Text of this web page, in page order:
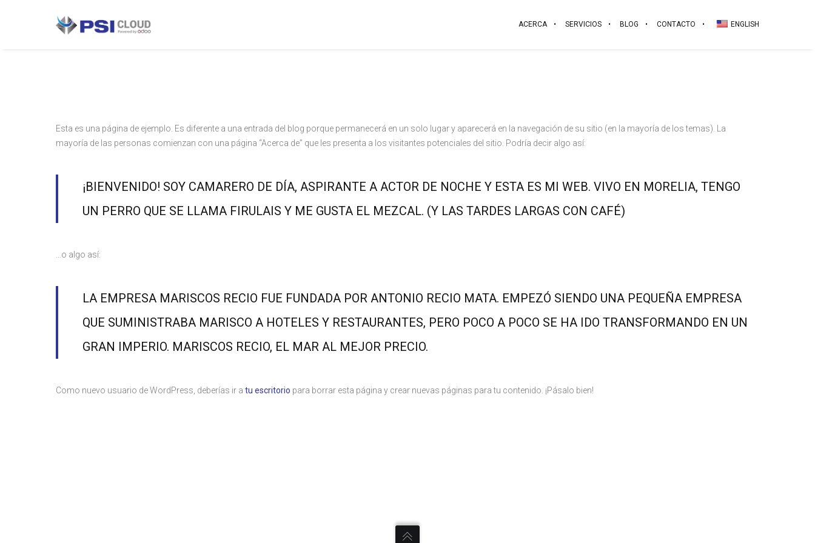
ACERCA SERVICIOS BLOG CONTACTO ENGLISH
Esta es una página de ejemplo. Es diferente a una entrada del blog porque permanecerá en un solo lugar y aparecerá en la navegación de su sitio (en la mayoría de los temas). La
mayoría de las personas comienzan con una página “Acerca de” que les presenta a los visitantes potenciales del sitio. Podría decir algo así:
¡BIENVENIDO! SOY CAMARERO DE DÍA, ASPIRANTE A ACTOR DE NOCHE Y ESTA ES MI WEB. VIVO EN MORELIA, TENGO
UN PERRO QUE SE LLAMA FIRULAIS Y ME GUSTA EL MEZCAL. (Y LAS TARDES LARGAS CON CAFÉ)
…o algo así:
LA EMPRESA MARISCOS RECIO FUE FUNDADA POR ANTONIO RECIO MATA. EMPEZÓ SIENDO UNA PEQUEÑA EMPRESA
QUE SUMINISTRABA MARISCO A HOTELES Y RESTAURANTES, PERO POCO A POCO SE HA IDO TRANSFORMANDO EN UN
GRAN IMPERIO. MARISCOS RECIO, EL MAR AL MEJOR PRECIO.
Como nuevo usuario de WordPress, deberías ir a tu escritorio para borrar esta página y crear nuevas páginas para tu contenido. ¡Pásalo bien!